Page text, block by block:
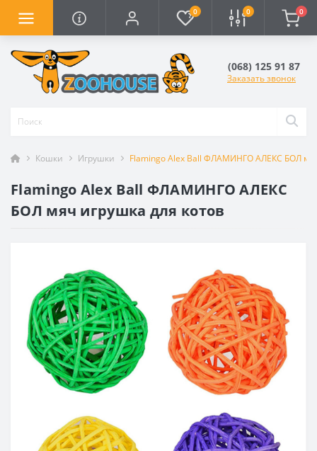
0 0 0
(068) 125 91 87
Заказать звонок
Кошки Игрушки Flamingo Alex Ball ФЛАМИНГО АЛЕКС БОЛ
Flamingo Alex Ball ФЛАМИНГО АЛЕКС
БОЛ мяч игрушка для котов